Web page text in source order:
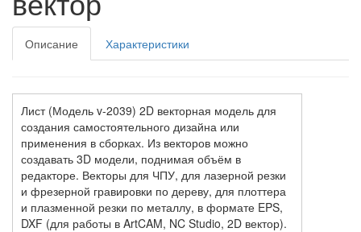
Описание Характеристики
Лист (Модель v-2039) 2D векторная модель для
создания самостоятельного дизайна или
применения в сборках. Из векторов можно
создавать 3D модели, поднимая объём в
редакторе. Векторы для ЧПУ, для лазерной резки
и фрезерной гравировки по дереву, для плоттера
и плазменной резки по металлу, в формате EPS,
DXF (для работы в ArtCAM, NC Studio, 2D вектор).